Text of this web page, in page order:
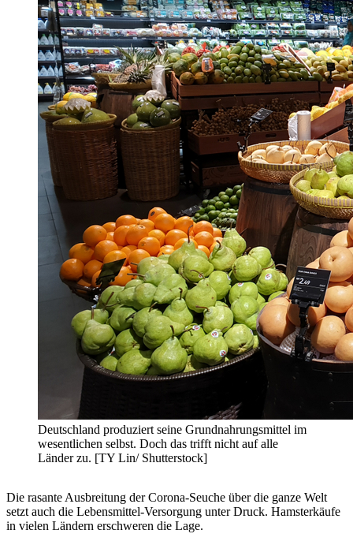
Deutschland produziert seine Grundnahrungsmittel im
wesentlichen selbst. Doch das trifft nicht auf alle
Länder zu. [TY Lin/ Shutterstock]
Die rasante Ausbreitung der Corona-Seuche über die ganze Welt
setzt auch die Lebensmittel-Versorgung unter Druck. Hamsterkäufe
in vielen Ländern erschweren die Lage.